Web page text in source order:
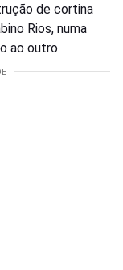
de cortina
Rios, numa
ao outro.